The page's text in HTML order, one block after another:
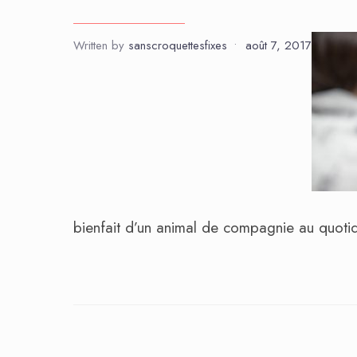
Written by sanscroquettesfixes • août 7, 2017
bienfait d’un animal de compagnie au